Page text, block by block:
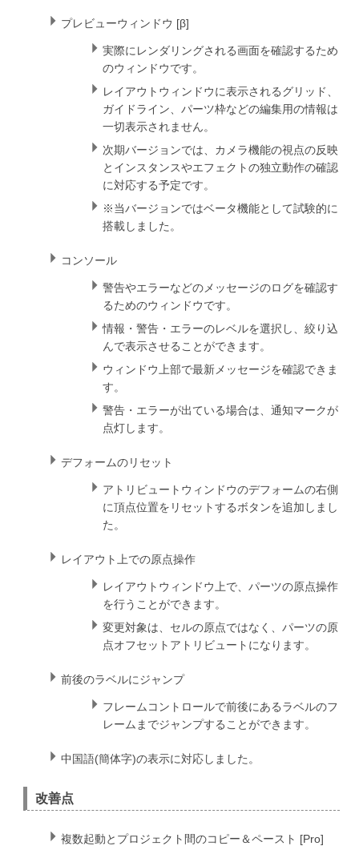
プレビューウィンドウ [β]
実際にレンダリングされる画面を確認するため
のウィンドウです。
レイアウトウィンドウに表示されるグリッド、
ガイドライン、パーツ枠などの編集用の情報は
一切表示されません。
次期バージョンでは、カメラ機能の視点の反映
とインスタンスやエフェクトの独立動作の確認
に対応する予定です。
※当バージョンではベータ機能として試験的に
搭載しました。
コンソール
警告やエラーなどのメッセージのログを確認す
るためのウィンドウです。
情報・警告・エラーのレベルを選択し、絞り込
んで表示させることができます。
ウィンドウ上部で最新メッセージを確認できま
す。
警告・エラーが出ている場合は、通知マークが
点灯します。
デフォームのリセット
アトリビュートウィンドウのデフォームの右側
に頂点位置をリセットするボタンを追加しまし
た。
レイアウト上での原点操作
レイアウトウィンドウ上で、パーツの原点操作
を行うことができます。
変更対象は、セルの原点ではなく、パーツの原
点オフセットアトリビュートになります。
前後のラベルにジャンプ
フレームコントロールで前後にあるラベルのフ
レームまでジャンプすることができます。
中国語(簡体字)の表示に対応しました。
改善点
複数起動とプロジェクト間のコピー＆ペースト [Pro]